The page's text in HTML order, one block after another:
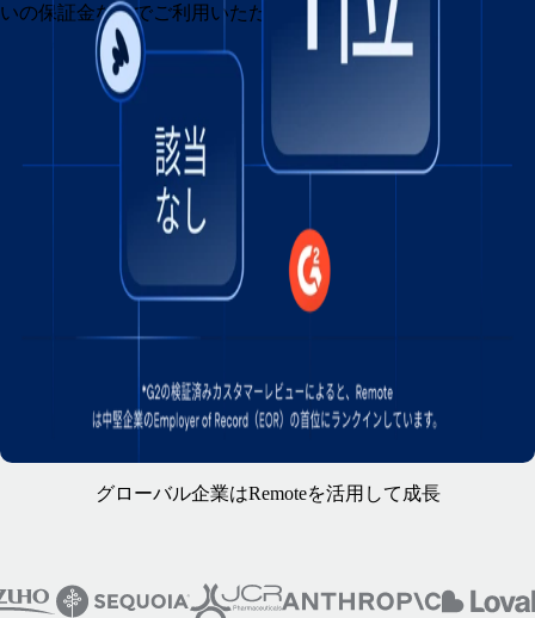
いの保証金なしでご利用いただけます。
グローバル企業はRemoteを活用して成長